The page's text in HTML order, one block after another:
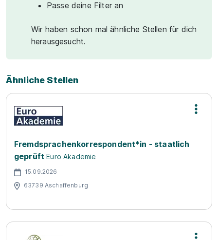
Passe deine Filter an
Wir haben schon mal ähnliche Stellen für dich
herausgesucht.
Ähnliche Stellen
Fremdsprachenkorrespondent*in - staatlich
geprüft Euro Akademie
15.09.2026
63739 Aschaffenburg